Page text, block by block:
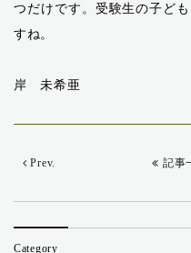
つだけです。受験生の子ど
すね。
岸 未希亜
記事
Prev.
Category